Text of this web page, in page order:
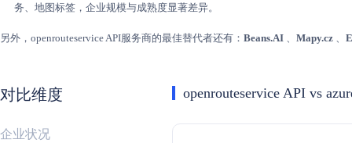
务、地图标签，企业规模与成熟度显著差异。
另外，openrouteservice API服务商的最佳替代者还有： Beans.AI 、 Mapy.cz 、
对比维度
企业状况
openrouteservice API vs